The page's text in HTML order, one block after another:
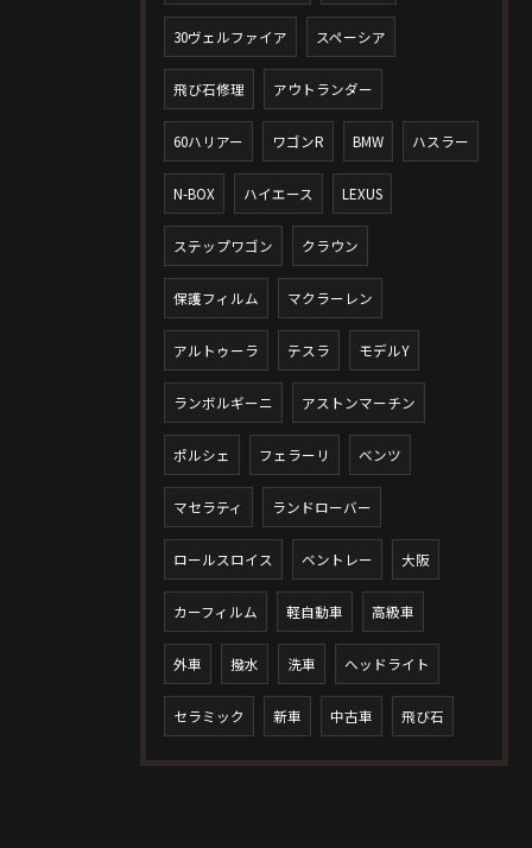
30ヴェルファイア スペーシア
飛び石修理 アウトランダー
60ハリアー ワゴンR BMW ハスラー
N-BOX ハイエース LEXUS
ステップワゴン クラウン
保護フィルム マクラーレン
アルトゥーラ テスラ モデルY
ランボルギーニ アストンマーチン
ポルシェ フェラーリ ベンツ
マセラティ ランドローバー
ロールスロイス ベントレー 大阪
カーフィルム 軽自動車 高級車
外車 撥水 洗車 ヘッドライト
セラミック 新車 中古車 飛び石